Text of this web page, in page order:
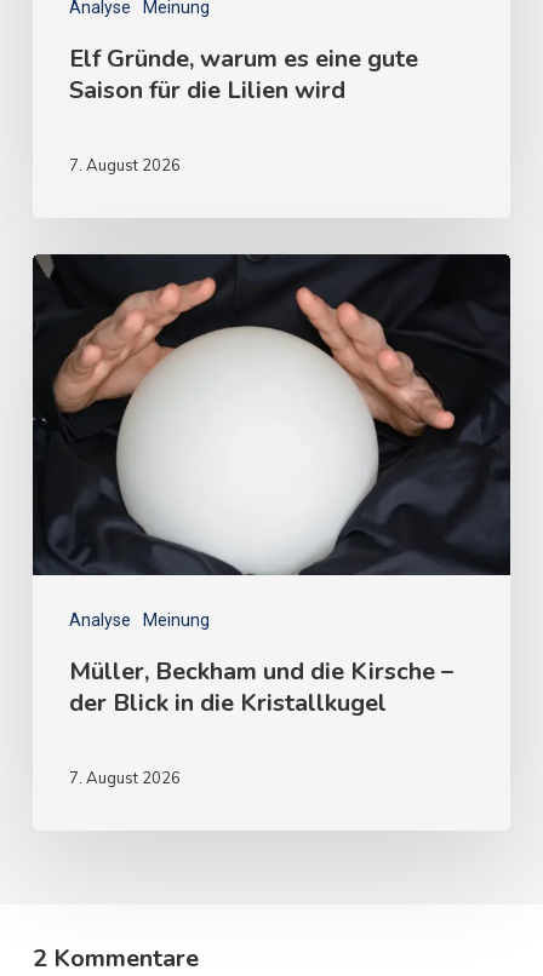
Analyse Meinung
Elf Gründe, warum es eine gute
Saison für die Lilien wird
7. August 2026
Analyse Meinung
Müller, Beckham und die Kirsche –
der Blick in die Kristallkugel
7. August 2026
2 Kommentare